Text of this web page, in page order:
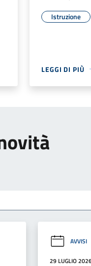
Istruzione
LEGGI DI PIÙ
AVVISI
29 LUGLIO